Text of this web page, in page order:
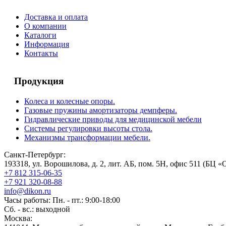
Доставка и оплата
О компании
Каталоги
Информация
Контакты
Продукция
Колеса и колесные опоры.
Газовые пружины амортизаторы демпферы.
Гидравлические приводы для медицинской мебели
Системы регулировки высоты стола.
Механизмы трансформации мебели.
Санкт-Петербург:
193318, ул. Ворошилова, д. 2, лит. АБ, пом. 5Н, офис 511 (БЦ
+7 812 315-06-35
+7 921 320-08-88
info@dikon.ru
Часы работы: Пн. - пт.: 9:00-18:00
Сб. - вс.: выходной
Москва: